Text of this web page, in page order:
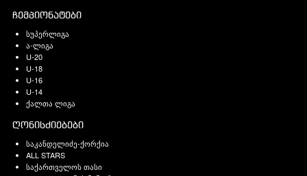
ჩემპიონატები
სუპერლიგა
ა-ლიგა
U-20
U-18
U-16
U-14
ქალთა ლიგა
ღონისძიებები
საკანდელიძე-ქორქია
ALL STARS
საქართველოს თასი